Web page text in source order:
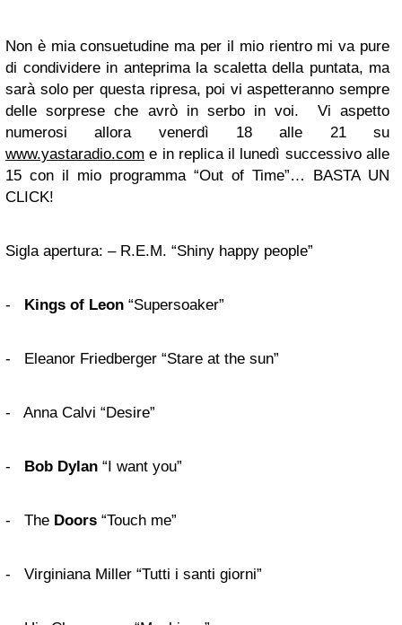
Non è mia consuetudine ma per il mio rientro mi va pure
di condividere in anteprima la scaletta della puntata, ma
sarà solo per questa ripresa, poi vi aspetteranno sempre
delle sorprese che avrò in serbo in voi. Vi aspetto
numerosi allora venerdì 18 alle 21 su
www.yastaradio.com e in replica il lunedì successivo alle
15 con il mio programma “Out of Time”… BASTA UN
CLICK!
Sigla apertura: – R.E.M. “Shiny happy people”
- Kings of Leon “Supersoaker”
- Eleanor Friedberger “Stare at the sun”
- Anna Calvi “Desire”
- Bob Dylan “I want you”
- The Doors “Touch me”
- Virginiana Miller “Tutti i santi giorni”